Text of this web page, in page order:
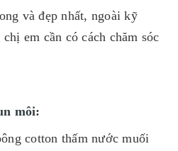
và đẹp nhất, ngoài kỹ
em cần có cách chăm sóc
môi:
cotton thấm nước muối